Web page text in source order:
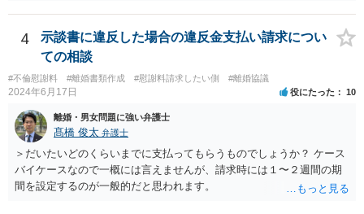
えて弁護士だけで出席する戦略は聞いたことはありません。
4
示談書に違反した場合の違反金支払い請求につい
ての相談
#不倫慰謝料 #離婚書類作成 #慰謝料請求したい側 #離婚協議
2024年6月17日 役にたった 10
離婚・男女問題に強い弁護士
髙橋 俊太 弁護士
＞だいたいどのくらいまでに支払ってもらうものでしょうか？ ケース
バイケースなので一概には言えませんが、請求時には１〜２週間の期
間を設定するのが一般的だと思われます。